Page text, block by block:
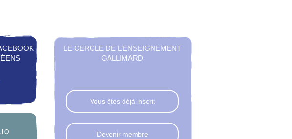
LE CERCLE DE L’ENSEIGNEMENT
GALLIMARD
Vous êtes déjà inscrit
Devenir membre